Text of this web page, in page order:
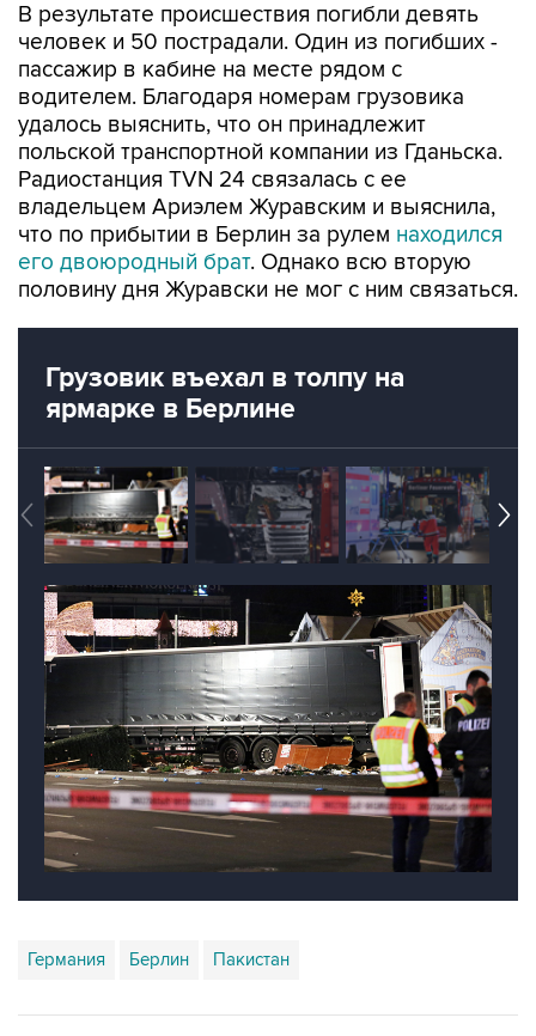
В результате происшествия погибли девять
человек и 50 пострадали. Один из погибших -
пассажир в кабине на месте рядом с
водителем. Благодаря номерам грузовика
удалось выяснить, что он принадлежит
польской транспортной компании из Гданьска.
Радиостанция TVN 24 связалась с ее
владельцем Ариэлем Журавским и выяснила,
что по прибытии в Берлин за рулем находился
его двоюродный брат. Однако всю вторую
половину дня Журавски не мог с ним связаться.
Грузовик въехал в толпу на
ярмарке в Берлине
Германия Берлин Пакистан